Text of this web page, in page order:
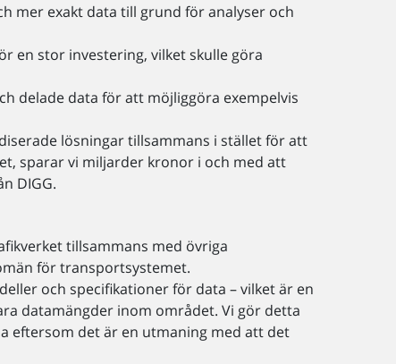
mer exakt data till grund för analyser och
en stor investering, vilket skulle göra
delade data för att möjliggöra exempelvis
lösningar tillsammans i stället för att
sparar vi miljarder kronor i och med att
DIGG.
tillsammans med övriga
för transportsystemet.
och specifikationer för data – vilket är en
datamängder inom området. Vi gör detta
eftersom det är en utmaning med att det